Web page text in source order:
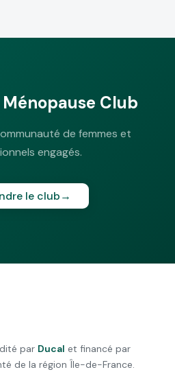
Ménopause Club
de femmes et
engagés.
le club→
par Ducal et financé par
de la région Île-de-France.